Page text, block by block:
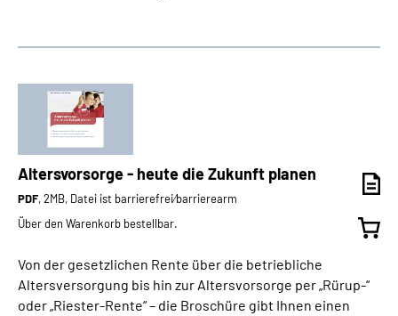
Altersvorsorge - heute die Zukunft planen
PDF, 2MB, Datei ist barrierefrei⁄barrierearm
Über den Warenkorb bestellbar.
Von der gesetzlichen Rente über die betriebliche
Altersversorgung bis hin zur Altersvorsorge per „Rürup-“
oder „Riester-Rente“ – die Broschüre gibt Ihnen einen